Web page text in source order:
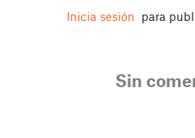
Inicia sesión para
Sin